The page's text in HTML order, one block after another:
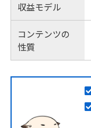
収益モデル
コンテンツの
性質